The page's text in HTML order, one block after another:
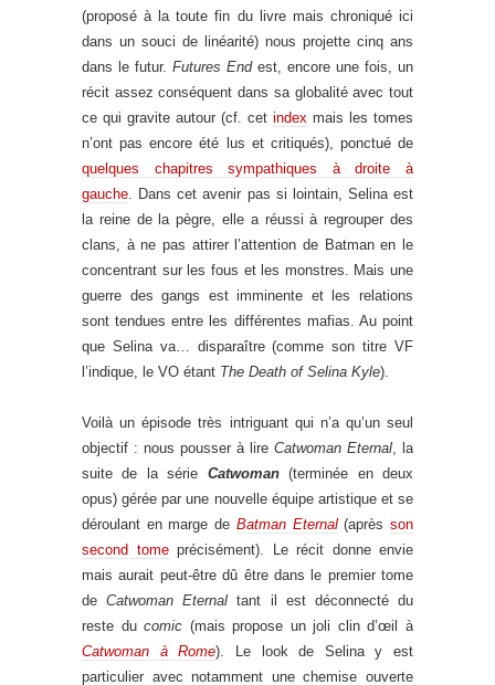
(proposé à la toute fin du livre mais chroniqué ici
dans un souci de linéarité) nous projette cinq ans
dans le futur. Futures Endest, encore une fois, un
récit assez conséquent dans sa globalité avec tout
ce qui gravite autour (cf. cet index mais les tomes
n’ont pas encore été lus et critiqués), ponctué de
quelques chapitres sympathiques à droite à
gauche . Dans cet avenir pas si lointain, Selina est
la reine de la pègre, elle a réussi à regrouper des
clans, à ne pas attirer l’attention de Batman en le
concentrant sur les fous et les monstres. Mais une
guerre des gangs est imminente et les relations
sont tendues entre les différentes mafias. Au point
que Selina va… disparaître (comme son titre VF
l’indique, le VO étant The Death of Selina Kyle).
Voilà un épisode très intriguant qui n’a qu’un seul
objectif : nous pousser à lire Catwoman Eternal , la
suite de la série Catwoman(terminée en deux
opus) gérée par une nouvelle équipe artistique et se
déroulant en marge de Batman Eternal(aprèsson
second tomeprécisément). Le récit donne envie
mais aurait peut-être dû être dans le premier tome
deCatwoman Eternal tant il est déconnecté du
reste ducomic (mais propose un joli clin d’œil à
Catwoman à Rome). Le look de Selina y est
particulier avec notamment une chemise ouverte